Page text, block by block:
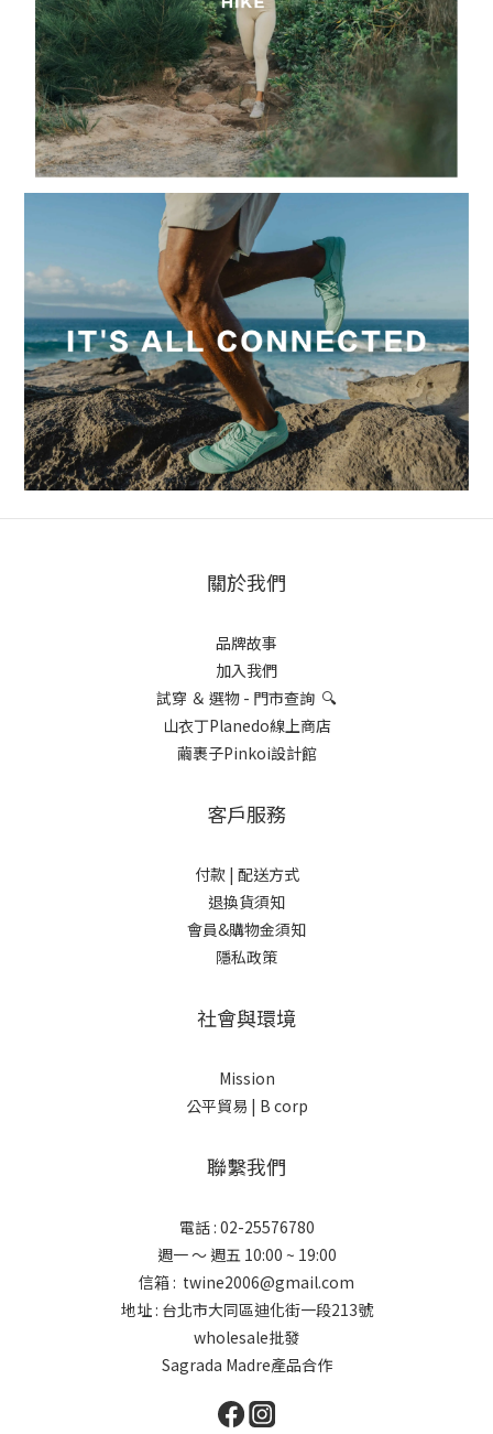
關於我們
品牌故事
加入我們
試穿 ＆ 選物 - 門市查詢 🔍
山衣丁Planedo線上商店
繭裹子Pinkoi設計館
客戶服務
付款 | 配送方式
退換貨須知
會員&購物金須知
隱私政策
社會與環境
Mission
公平貿易 | B corp
聯繫我們
電話 : 02-25576780
週一 ～ 週五 10:00 ~ 19:00
信箱 : twine2006@gmail.com
地址 : 台北市大同區迪化街一段213號
wholesale批發
Sagrada Madre產品合作